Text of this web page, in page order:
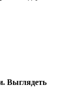
Выглядеть